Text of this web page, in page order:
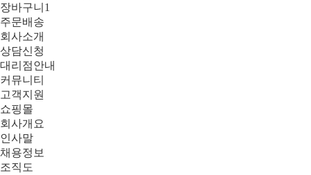
장바구니 1
주문배송
회사소개
상담신청
대리점안내
커뮤니티
고객지원
쇼핑몰
회사개요
인사말
채용정보
조직도